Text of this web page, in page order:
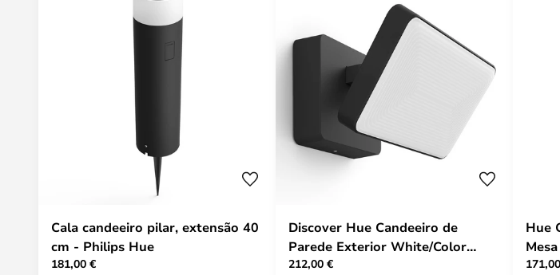
Cala candeeiro pilar, extensão 40
cm - Philips Hue
181,00 €
Discover Hue Candeeiro de
Parede Exterior White/Color
Amb. - Philips Hue
212,00 €
Hue